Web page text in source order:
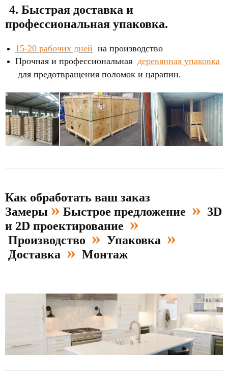
4. Быстрая доставка и
профессиональная упаковка.
15-20 рабочих дней на производство
Прочная и профессиональная деревянная упаковка
для предотвращения поломок и царапин.
Как обработать ваш заказ
Замеры » Быстрое предложение » 3D
и 2D проектирование »
Производство » Упаковка »
Доставка » Монтаж